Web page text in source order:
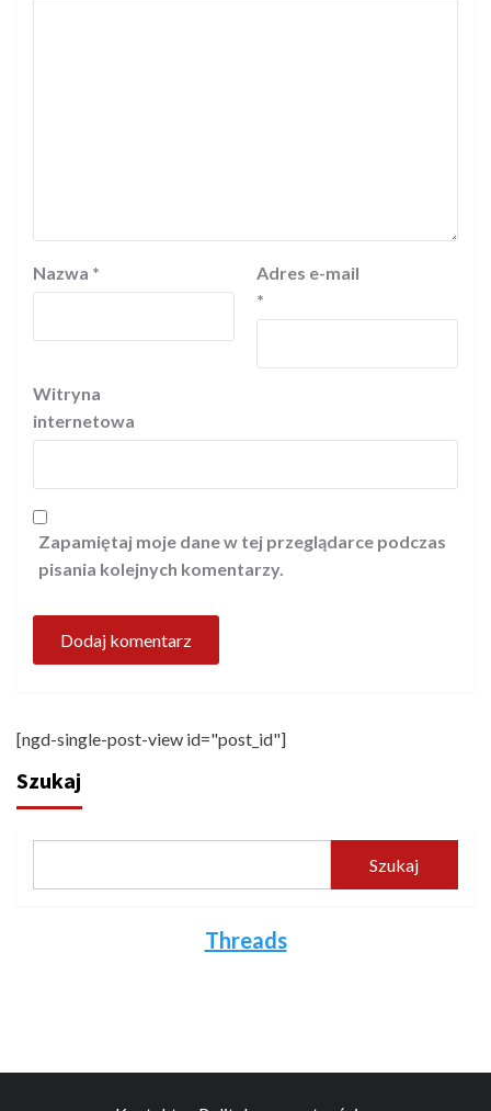
Nazwa *
Adres e-mail
*
Witryna
internetowa
Zapamiętaj moje dane w tej przeglądarce podczas
pisania kolejnych komentarzy.
[ngd-single-post-view id="post_id"]
Szukaj
Szukaj
Threads